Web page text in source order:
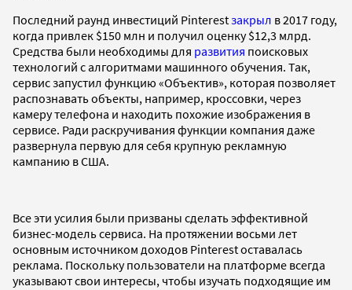
Последний раунд инвестиций Pinterestзакрыл в 2017 году,
когда привлек $150 млн и получил оценку $12,3 млрд.
Средства были необходимы для развития поисковых
технологий с алгоритмами машинного обучения. Так,
сервис запустил функцию «Объектив», которая позволяет
распознавать объекты, например, кроссовки, через
камеру телефона и находить похожие изображения в
сервисе. Ради раскручивания функции компания даже
развернула первую для себя крупную рекламную
кампанию в США.
Все эти усилия были призваны сделать эффективной
бизнес-модель сервиса. На протяжении восьми лет
основным источником доходов Pinterest оставалась
реклама. Поскольку пользователи на платформе всегда
указывают свои интересы, чтобы изучать подходящие им